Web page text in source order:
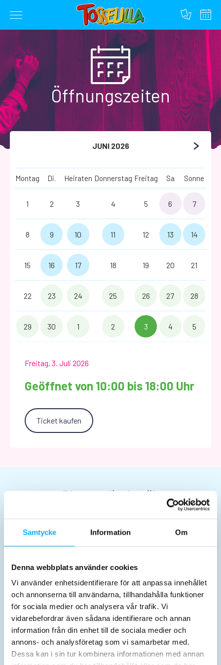
Samtycke Information Om
Denna webbplats använder cookies
Vi använder enhetsidentifierare för att anpassa innehållet
och annonserna till användarna, tillhandahålla funktioner
för sociala medier och analysera vår trafik. Vi
vidarebefordrar även sådana identifierare och annan
information från din enhet till de sociala medier och
annons- och analysföretag som vi samarbetar med.
Dessa kan i sin tur kombinera informationen med annan
Zum
Inhalt
springen
Öffnungszeiten
JUNI 2026
Montag Di. Heiraten Donnerstag Freitag Sa Sonne
1 2 3 4 5 6 7
8 9 10 11 12 13 14
15 16 17 18 19 20 21
22 23 24 25 26 27 28
29 30 1 2 3 4 5
Freitag, 3. Juli 2026
Geöffnet von 10:00 bis 18:00 Uhr
Ticket kaufen
Planera ditt besök
Karten & Preise Öffnungszeiten